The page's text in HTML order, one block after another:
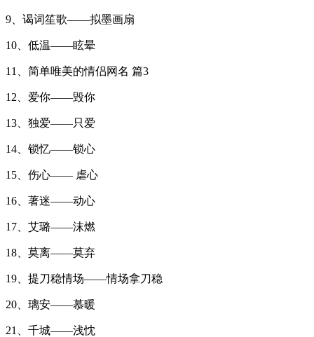
9、谒词笙歌——拟墨画扇
10、低温——眩晕
11、简单唯美的情侣网名 篇3
12、爱你——毁你
13、独爱——只爱
14、锁忆——锁心
15、伤心—— 虐心
16、著迷——动心
17、艾璐——沫燃
18、莫离——莫弃
19、提刀稳情场——情场拿刀稳
20、璃安——慕暖
21、千城——浅忱